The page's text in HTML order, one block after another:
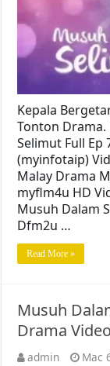
Kepala
Tonton
Selimut Full Ep
(myinfotaip)
Malay Drama
myflm4u HD
Musuh Dalam
Dfm2u …
Read More »
Musuh
Drama Video
admin
Mac